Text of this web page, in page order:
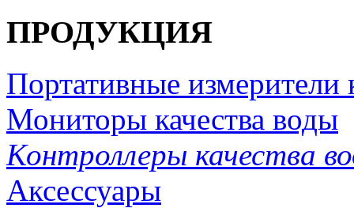
ПРОДУКЦИЯ
Портативные измерители
Мониторы качества воды
Контроллеры качества
Аксессуары